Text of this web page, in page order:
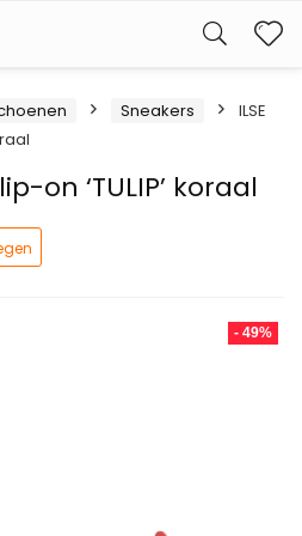
Sneakers
ILSE
on ‘TULIP’ koraal
- 49%